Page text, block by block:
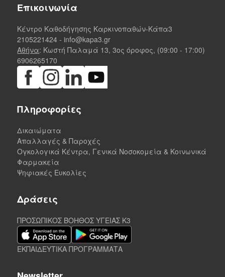
Επικοινωνία
Κέντρο Καθοδήγησης Καρκινοπαθών-Κάπα3
2105221424 - info@kapa3.gr
Αθήνα: Κωστή Παλαμά 13, 3ος όροφος, (09:00 - 17:00)
6906265170
Πληροφορίες
Δικαιώματα
Απαλλαγές & Παροχές
Ογκολογικά Κέντρα, Γενικά Νοσοκομεία & Κοινωνικά
Φαρμακεία
Ψηφιακές Ευκολίες
Δράσεις
ΠΡΟΣΩΠΙΚΟΣ ΒΟΗΘΟΣ ΥΓΕΙΑΣ K3
ΕΚΠΑΙΔΕΥΤΙΚΑ ΠΡΟΓΡΑΜΜΑΤΑ